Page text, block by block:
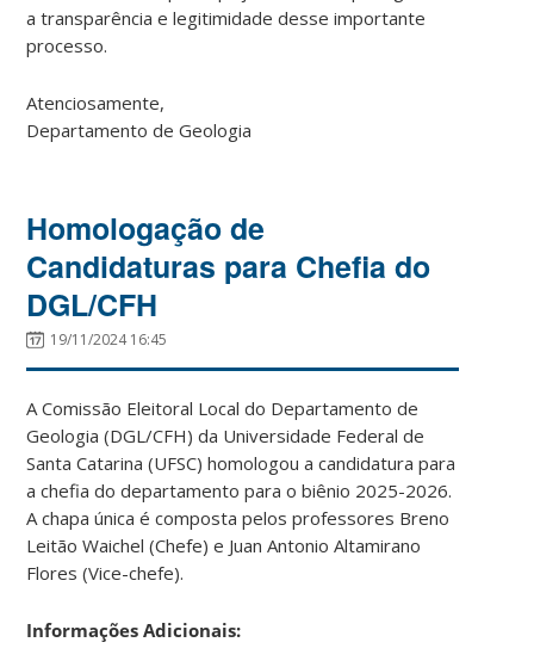
a transparência e legitimidade desse importante
processo.
Atenciosamente,
Departamento de Geologia
Homologação de
Candidaturas para Chefia do
DGL/CFH
19/11/2024 16:45
A Comissão Eleitoral Local do Departamento de
Geologia (DGL/CFH) da Universidade Federal de
Santa Catarina (UFSC) homologou a candidatura para
a chefia do departamento para o biênio 2025-2026.
A chapa única é composta pelos professores Breno
Leitão Waichel (Chefe) e Juan Antonio Altamirano
Flores (Vice-chefe).
Informações Adicionais: